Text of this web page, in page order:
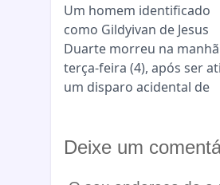
Um homem identificado
como Gildyivan de Jesus
Duarte morreu na
terça-feira (4), após ser
um disparo acidental de
Deixe um